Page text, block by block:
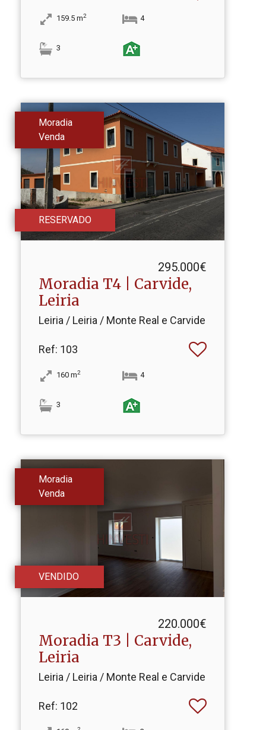
159.5 m2 4
3
Moradia
Venda
RESERVADO
295.000€
Moradia T4 | Carvide,
Leiria
Leiria / Leiria / Monte Real e Carvide
Ref: 103
160 m2 4
3
Moradia
Venda
VENDIDO
220.000€
Moradia T3 | Carvide,
Leiria
Leiria / Leiria / Monte Real e Carvide
Ref: 102